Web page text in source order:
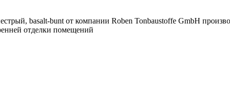
basalt-bunt от компании Roben Tonbaustoffe GmbH
отделки помещений